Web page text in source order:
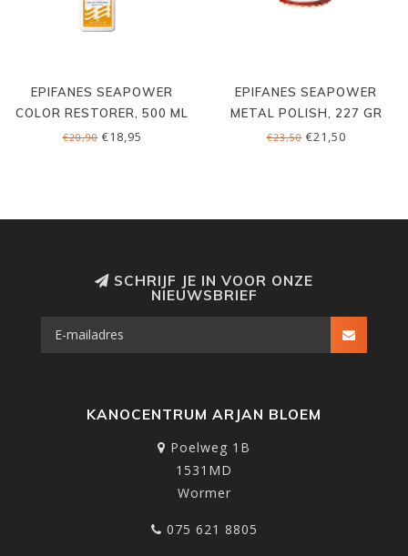
EPIFANES SEAPOWER
COLOR RESTORER, 500 ML
€20,90€18,95
EPIFANES SEAPOWER
METAL POLISH, 227 GR
€23,50€21,50
SCHRIJF JE IN VOOR ONZE
NIEUWSBRIEF
KANOCENTRUM ARJAN BLOEM
Poelweg 1B
1531MD
Wormer
075 621 8805